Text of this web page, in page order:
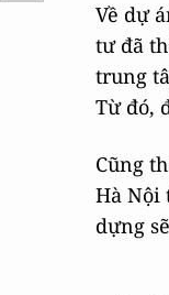
Về dự
tư đã
trung
Từ đó,
Cũng
Hà Nội
dựng